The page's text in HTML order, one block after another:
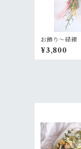
お飾り〜緑線
¥3,800